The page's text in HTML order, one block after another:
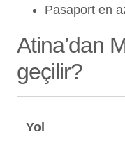
Pasaport en
Atina’dan
geçilir?
Yol